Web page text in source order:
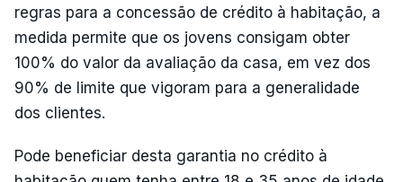
regras para a concessão de crédito à habitação, a
medida permite que os jovens consigam obter
100% do valor da avaliação da casa, em vez dos
90% de limite que vigoram para a generalidade
dos clientes.
Pode beneficiar desta garantia no crédito à